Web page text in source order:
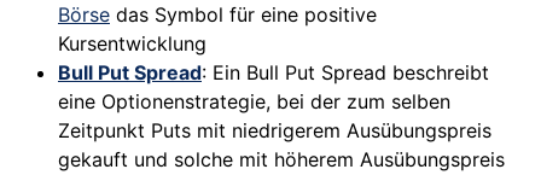
Börse das Symbol für eine positive
Kursentwicklung
Bull Put Spread: Ein Bull Put Spread beschreibt
eine Optionenstrategie, bei der zum selben
Zeitpunkt Puts mit niedrigerem Ausübungspreis
gekauft und solche mit höherem Ausübungspreis